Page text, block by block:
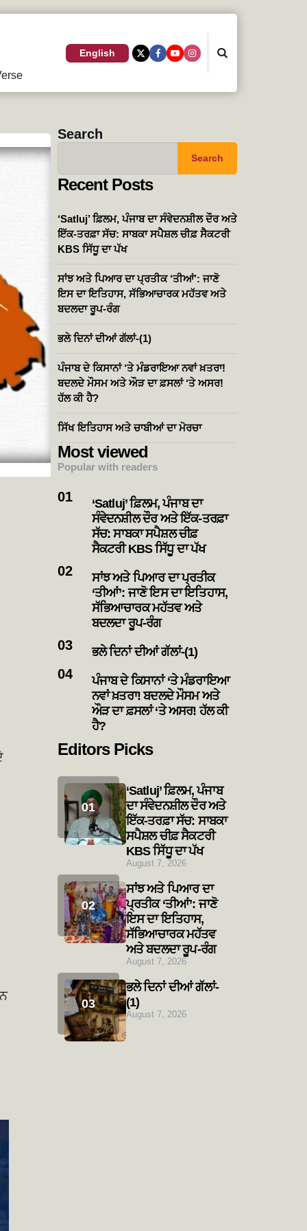
English
Search
Search
Recent Posts
‘Satluj’ ਫ਼ਿਲਮ, ਪੰਜਾਬ ਦਾ ਸੰਵੇਦਨਸ਼ੀਲ ਦੌਰ ਅਤੇ
ਇੱਕ-ਤਰਫ਼ਾ ਸੱਚ: ਸਾਬਕਾ ਸਪੈਸ਼ਲ ਚੀਫ਼ ਸੈਕਟਰੀ
KBS ਸਿੱਧੂ ਦਾ ਪੱਖ
ਸਾਂਝ ਅਤੇ ਪਿਆਰ ਦਾ ਪ੍ਰਤੀਕ ‘ਤੀਆਂ’: ਜਾਣੋ
ਇਸ ਦਾ ਇਤਿਹਾਸ, ਸੱਭਿਆਚਾਰਕ ਮਹੱਤਵ ਅਤੇ
ਬਦਲਦਾ ਰੂਪ-ਰੰਗ
ਭਲੇ ਦਿਨਾਂ ਦੀਆਂ ਗੱਲਾਂ-(1)
ਪੰਜਾਬ ਦੇ ਕਿਸਾਨਾਂ ‘ਤੇ ਮੰਡਰਾਇਆ ਨਵਾਂ ਖ਼ਤਰਾ!
ਬਦਲਦੇ ਮੌਸਮ ਅਤੇ ਔੜ ਦਾ ਫ਼ਸਲਾਂ ‘ਤੇ ਅਸਰ!
ਹੱਲ ਕੀ ਹੈ?
ਸਿੱਖ ਇਤਿਹਾਸ ਅਤੇ ਚਾਬੀਆਂ ਦਾ ਮੋਰਚਾ
Most viewed
Popular with readers
‘Satluj’ ਫ਼ਿਲਮ, ਪੰਜਾਬ ਦਾ
ਸੰਵੇਦਨਸ਼ੀਲ ਦੌਰ ਅਤੇ ਇੱਕ-ਤਰਫ਼ਾ
ਸੱਚ: ਸਾਬਕਾ ਸਪੈਸ਼ਲ ਚੀਫ਼
ਸੈਕਟਰੀ KBS ਸਿੱਧੂ ਦਾ ਪੱਖ
ਸਾਂਝ ਅਤੇ ਪਿਆਰ ਦਾ ਪ੍ਰਤੀਕ
‘ਤੀਆਂ’: ਜਾਣੋ ਇਸ ਦਾ ਇਤਿਹਾਸ,
ਸੱਭਿਆਚਾਰਕ ਮਹੱਤਵ ਅਤੇ
ਬਦਲਦਾ ਰੂਪ-ਰੰਗ
ਭਲੇ ਦਿਨਾਂ ਦੀਆਂ ਗੱਲਾਂ-(1)
ਪੰਜਾਬ ਦੇ ਕਿਸਾਨਾਂ ‘ਤੇ ਮੰਡਰਾਇਆ
ਨਵਾਂ ਖ਼ਤਰਾ! ਬਦਲਦੇ ਮੌਸਮ ਅਤੇ
ਔੜ ਦਾ ਫ਼ਸਲਾਂ ‘ਤੇ ਅਸਰ! ਹੱਲ ਕੀ
ਹੈ?
Editors Picks
‘Satluj’ ਫ਼ਿਲਮ, ਪੰਜਾਬ
ਦਾ ਸੰਵੇਦਨਸ਼ੀਲ ਦੌਰ ਅਤੇ
ਇੱਕ-ਤਰਫ਼ਾ ਸੱਚ: ਸਾਬਕਾ
ਸਪੈਸ਼ਲ ਚੀਫ਼ ਸੈਕਟਰੀ
KBS ਸਿੱਧੂ ਦਾ ਪੱਖ
August 7, 2026
ਸਾਂਝ ਅਤੇ ਪਿਆਰ ਦਾ
ਪ੍ਰਤੀਕ ‘ਤੀਆਂ’: ਜਾਣੋ
ਇਸ ਦਾ ਇਤਿਹਾਸ,
ਸੱਭਿਆਚਾਰਕ ਮਹੱਤਵ
ਅਤੇ ਬਦਲਦਾ ਰੂਪ-ਰੰਗ
August 7, 2026
ਭਲੇ ਦਿਨਾਂ ਦੀਆਂ ਗੱਲਾਂ-
(1)
August 7, 2026